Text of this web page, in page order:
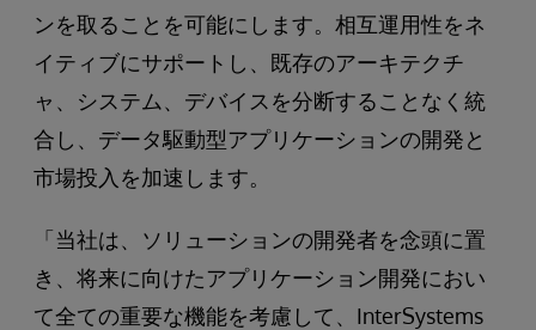
ンを取ることを可能にします。相互運用性をネ
イティブにサポートし、既存のアーキテクチ
ャ、システム、デバイスを分断することなく統
合し、データ駆動型アプリケーションの開発と
市場投入を加速します。
「当社は、ソリューションの開発者を念頭に置
き、将来に向けたアプリケーション開発におい
て全ての重要な機能を考慮して、InterSystems